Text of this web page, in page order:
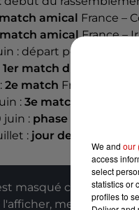
match amical France –
match amicalFrance –
: départ pour
1er match du Mondial
2e match France – Irak
: 3e match
juin : phase finale
, 16e
: jour de la finale
masqué compte-
merci de
We and our
access
select
statistics or
profiles to